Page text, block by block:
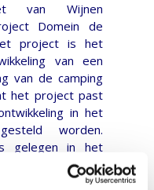
van Wijnen
Domein de
project is het
van een
van de camping
het project past
in het
worden.
gelegen in het
de plaatsen
in de gemeente